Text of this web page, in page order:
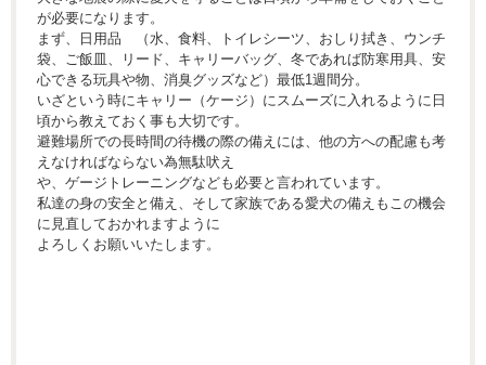
が必要になります。
まず、日用品 （水、食料、トイレシーツ、おしり拭き、ウンチ
袋、ご飯皿、リード、キャリーバッグ、冬であれば防寒用具、安
心できる玩具や物、消臭グッズなど）最低1週間分。
いざという時にキャリー（ケージ）にスムーズに入れるように日
頃から教えておく事も大切です。
避難場所での長時間の待機の際の備えには、他の方への配慮も考
えなければならない為無駄吠え
や、ゲージトレーニングなども必要と言われています。
私達の身の安全と備え、そして家族である愛犬の備えもこの機会
に見直しておかれますように
よろしくお願いいたします。